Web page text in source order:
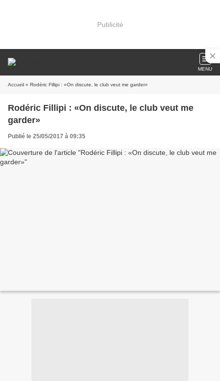
Publicité
MENU
Accueil » Rodéric Fillipi : «On discute, le club veut me garder»
Rodéric Fillipi : «On discute, le club veut me
garder»
Publié le 25/05/2017 à 09:35